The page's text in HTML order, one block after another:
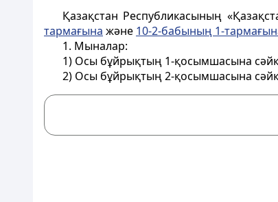
Қазақстан Республикасының
тармағына және 10-2-бабының 1-
1. Мыналар:
1) Осы бұйрықтың 1-қосымшасына
2) Осы бұйрықтың 2-қосымшасына